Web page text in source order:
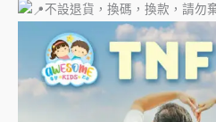
不設退貨，換碼，換款，請勿